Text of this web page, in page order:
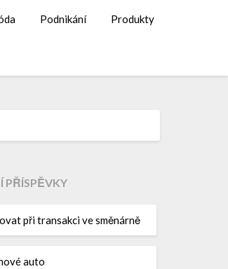
Podnikání Produkty
PŘÍSPĚVKY
při transakci ve směnárně
auto